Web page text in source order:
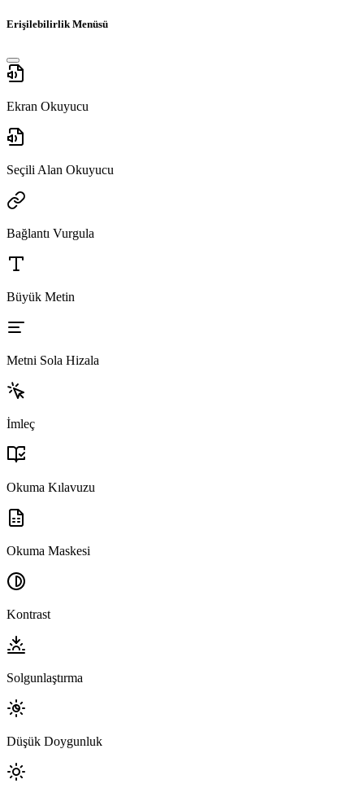
Erişilebilirlik Menüsü
Ekran Okuyucu
Seçili Alan Okuyucu
Bağlantı Vurgula
Büyük Metin
Metni Sola Hizala
İmleç
Okuma Kılavuzu
Okuma Maskesi
Kontrast
Solgunlaştırma
Düşük Doygunluk